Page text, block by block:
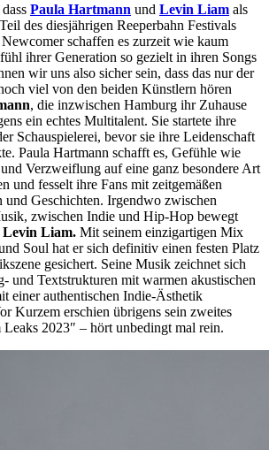
Paula Hartmann und Levin Liam als
des diesjährigen Reeperbahn Festivals
schaffen es zurzeit wie kaum
ihrer Generation so gezielt in ihren Songs
wir uns also sicher sein, dass das nur der
viel von den beiden Künstlern hören
, die inzwischen Hamburg ihr Zuhause
ein echtes Multitalent. Sie startete ihre
Schauspielerei, bevor sie ihre Leidenschaft
Paula Hartmann schafft es, Gefühle wie
Verzweiflung auf eine ganz besondere Art
und fesselt ihre Fans mit zeitgemäßen
und Geschichten. Irgendwo zwischen
zwischen Indie und Hip-Hop bewegt
Levin Liam. Mit seinem einzigartigen Mix
Soul hat er sich definitiv einen festen Platz
gesichert. Seine Musik zeichnet sich
und Textstrukturen mit warmen akustischen
einer authentischen Indie-Ästhetik
Kurzem erschien übrigens sein zweites
2023″ – hört unbedingt mal rein.